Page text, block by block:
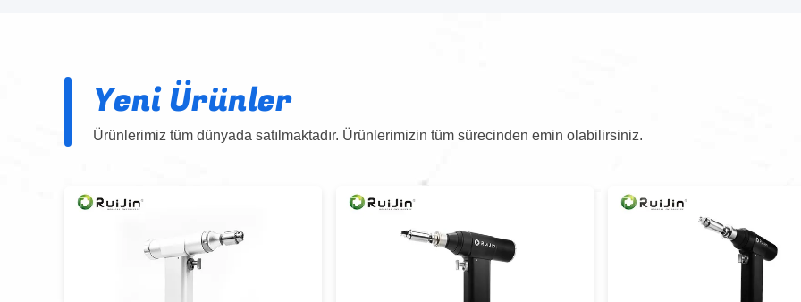
Yeni Ürünler
Ürünlerimiz tüm dünyada satılmaktadır. Ürünlerimizin tüm sürecinden emin olabilirsiniz.